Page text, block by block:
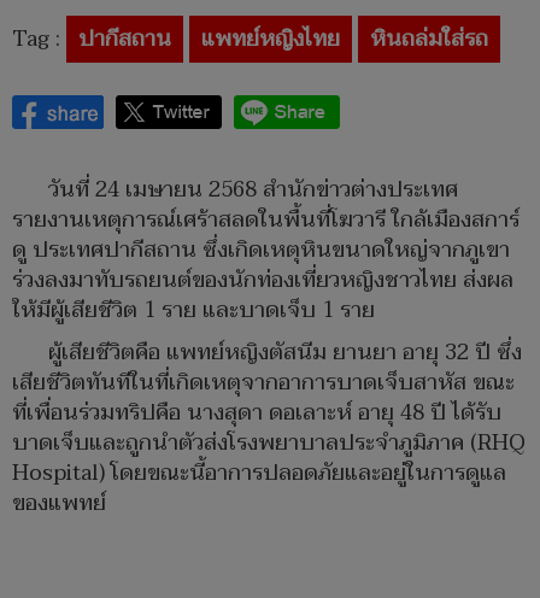
Tag : ปากีสถาน แพทย์หญิงไทย หินถล่มใส่รถ
วันที่ 24 เมษายน 2568 สำนักข่าวต่างประเทศ
รายงานเหตุการณ์เศร้าสลดในพื้นที่โฆวารี ใกล้เมืองสการ์
ดู ประเทศปากีสถาน ซึ่งเกิดเหตุหินขนาดใหญ่จากภูเขา
ร่วงลงมาทับรถยนต์ของนักท่องเที่ยวหญิงชาวไทย ส่งผล
ให้มีผู้เสียชีวิต 1 ราย และบาดเจ็บ 1 ราย
ผู้เสียชีวิตคือ แพทย์หญิงตัสนีม ยานยา อายุ 32 ปี ซึ่ง
เสียชีวิตทันทีในที่เกิดเหตุจากอาการบาดเจ็บสาหัส ขณะ
ที่เพื่อนร่วมทริปคือ นางสุดา ดอเลาะห์ อายุ 48 ปี ได้รับ
บาดเจ็บและถูกนำตัวส่งโรงพยาบาลประจำภูมิภาค (RHQ
Hospital) โดยขณะนี้อาการปลอดภัยและอยู่ในการดูแล
ของแพทย์